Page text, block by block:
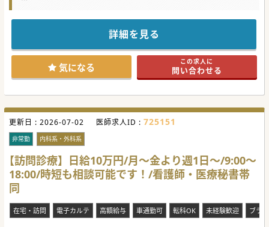
迎がございます。
（近隣にお住まいの場合は自宅待機も相談可能です）
ご興味ございましたらお気軽にお問い合わせください。
詳細を見る
気になる この求人に
問い合わせる
更新日 : 2026-07-02 医師求人ID : 725151
非常勤 内科系・外科系
【訪問診療】日給10万円/月～金より週1日～/9:00～
18:00/時短も相談可能です！/看護師・医療秘書帯
同
在宅・訪問 電子カルテ 高額給与 車通勤可 転科OK 未経験歓迎 ブラ